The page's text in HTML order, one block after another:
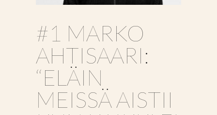
#1 MARKO
AHTISAARI:
“ELÄIN
MEISSÄ AISTII